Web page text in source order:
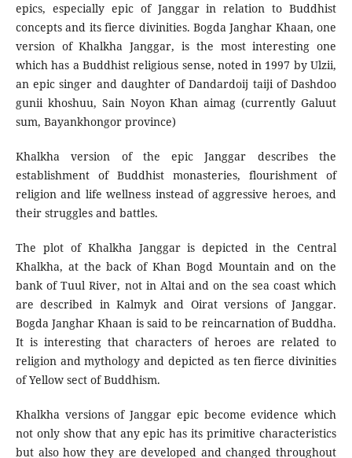
epics, especially epic of Janggar in relation to Buddhist
concepts and its fierce divinities. Bogda Janghar Khaan, one
version of Khalkha Janggar, is the most interesting one
which has a Buddhist religious sense, noted in 1997 by Ulzii,
an epic singer and daughter of Dandardoij taiji of Dashdoo
gunii khoshuu, Sain Noyon Khan aimag (currently Galuut
sum, Bayankhongor province)
Khalkha version of the epic Janggar describes the
establishment of Buddhist monasteries, flourishment of
religion and life wellness instead of aggressive heroes, and
their struggles and battles.
The plot of Khalkha Janggar is depicted in the Central
Khalkha, at the back of Khan Bogd Mountain and on the
bank of Tuul River, not in Altai and on the sea coast which
are described in Kalmyk and Oirat versions of Janggar.
Bogda Janghar Khaan is said to be reincarnation of Buddha.
It is interesting that characters of heroes are related to
religion and mythology and depicted as ten fierce divinities
of Yellow sect of Buddhism.
Khalkha versions of Janggar epic become evidence which
not only show that any epic has its primitive characteristics
but also how they are developed and changed throughout